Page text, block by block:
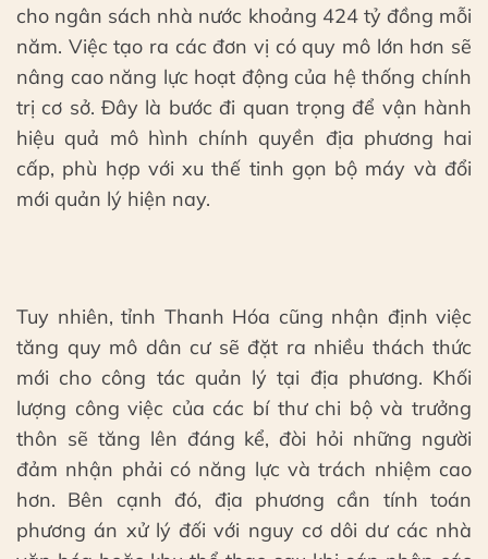
cho ngân sách nhà nước khoảng 424 tỷ đồng mỗi
năm. Việc tạo ra các đơn vị có quy mô lớn hơn sẽ
nâng cao năng lực hoạt động của hệ thống chính
trị cơ sở. Đây là bước đi quan trọng để vận hành
hiệu quả mô hình chính quyền địa phương hai
cấp, phù hợp với xu thế tinh gọn bộ máy và đổi
mới quản lý hiện nay.
Tuy nhiên, tỉnh Thanh Hóa cũng nhận định việc
tăng quy mô dân cư sẽ đặt ra nhiều thách thức
mới cho công tác quản lý tại địa phương. Khối
lượng công việc của các bí thư chi bộ và trưởng
thôn sẽ tăng lên đáng kể, đòi hỏi những người
đảm nhận phải có năng lực và trách nhiệm cao
hơn. Bên cạnh đó, địa phương cần tính toán
phương án xử lý đối với nguy cơ dôi dư các nhà